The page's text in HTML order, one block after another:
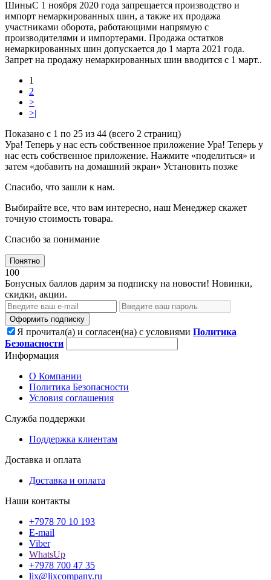
ШиныС 1 ноября 2020 года запрещается производство и
импорт немаркированных шин, а также их продажа
участниками оборота, работающими напрямую с
производителями и импортерами. Продажа остатков
немаркированных шин допускается до 1 марта 2021 года.
Запрет на продажу немаркированных шин вводится с 1 март..
1
2
>
>|
Показано с 1 по 25 из 44 (всего 2 страниц)
Ура! Теперь у нас есть собственное приложение Ура! Теперь у
нас есть собственное приложение. Нажмите «поделиться» и
затем «добавить на домашний экран» Установить позже
Спасибо, что зашли к нам.
Выбирайте все, что вам интересно, наш Менеджер скажет
точную стоимость товара.
Спасибо за понимание
Понятно
100
Бонусных баллов дарим за подписку на новости! Новинки,
скидки, акции.
Оформить подписку
Я прочитал(а) и согласен(на) с условиями Политика
Безопасности
Информация
О Компании
Политика Безопасности
Условия соглашения
Служба поддержки
Поддержка клиентам
Доставка и оплата
Доставка и оплата
Наши контакты
+7978 70 10 193
E-mail
Viber
WhatsUp
+7978 700 47 35
lix@lixcompany.ru